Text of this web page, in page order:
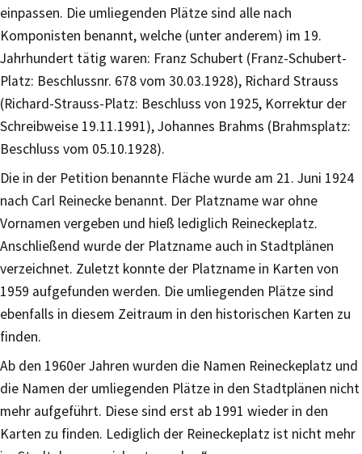
einpassen. Die umliegenden Plätze sind alle nach
Komponisten benannt, welche (unter anderem) im 19.
Jahrhundert tätig waren: Franz Schubert (Franz-Schubert-
Platz: Beschlussnr. 678 vom 30.03.1928), Richard Strauss
(Richard-Strauss-Platz: Beschluss von 1925, Korrektur der
Schreibweise 19.11.1991), Johannes Brahms (Brahmsplatz:
Beschluss vom 05.10.1928).
Die in der Petition benannte Fläche wurde am 21. Juni 1924
nach Carl Reinecke benannt. Der Platzname war ohne
Vornamen vergeben und hieß lediglich Reineckeplatz.
Anschließend wurde der Platzname auch in Stadtplänen
verzeichnet. Zuletzt konnte der Platzname in Karten von
1959 aufgefunden werden. Die umliegenden Plätze sind
ebenfalls in diesem Zeitraum in den historischen Karten zu
finden.
Ab den 1960er Jahren wurden die Namen Reineckeplatz und
die Namen der umliegenden Plätze in den Stadtplänen nicht
mehr aufgeführt. Diese sind erst ab 1991 wieder in den
Karten zu finden. Lediglich der Reineckeplatz ist nicht mehr